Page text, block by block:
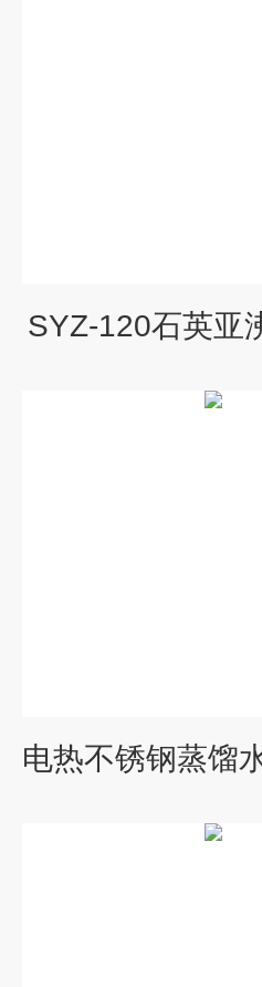
SYZ-120石英亚